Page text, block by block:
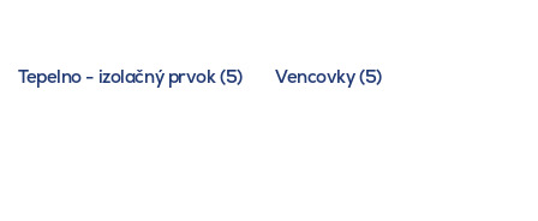
Tepelno - izolačný prvok (5) Vencovky (5)